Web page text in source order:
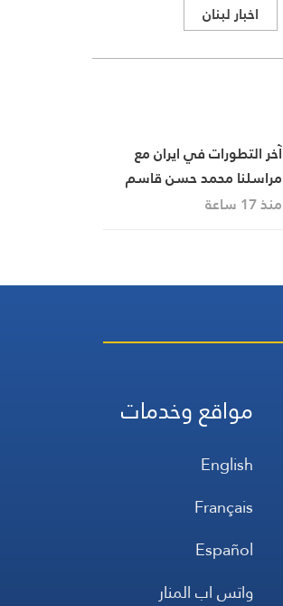
اخبار لبنان
آخر التطورات في ايران مع
مراسلنا محمد حسن قاسم
منذ 17 ساعة
مواقع وخدمات
English
Français
Español
واتس اب المنار